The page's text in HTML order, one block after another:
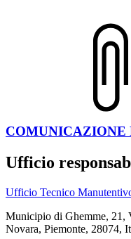
COMUNICAZIONE
Ufficio
Ufficio Tecnico
Municipio di Ghemme, 21,
Novara, Piemonte, 28074,